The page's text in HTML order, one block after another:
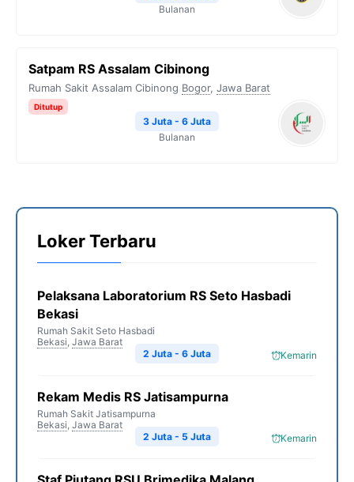
Bulanan
Satpam RS Assalam Cibinong
Rumah Sakit Assalam Cibinong Bogor, Jawa Barat
Ditutup
3 Juta - 6 Juta
Bulanan
Loker Terbaru
Pelaksana Laboratorium RS Seto Hasbadi
Bekasi
Rumah Sakit Seto Hasbadi
Bekasi, Jawa Barat
Kemarin
2 Juta - 6 Juta
Rekam Medis RS Jatisampurna
Rumah Sakit Jatisampurna
Bekasi, Jawa Barat
Kemarin
2 Juta - 5 Juta